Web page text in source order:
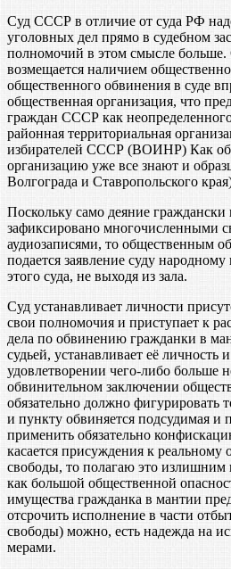
Суд СССР в отличие от суда РФ
уголовных дел прямо в судебном
полномочий в этом смысле больше.
возмещается наличием
общественного обвинения в суде
общественная организация, что
граждан СССР как
районная территориальная
избирателей СССР (ВОИНР) Как
организацию уже все знают и
Волгограда и Ставропольского
Поскольку само деяние
зафиксировано многочисленными
аудиозаписями, то общественным
подается заявление суду
этого суда, не выходя из зала.
Суд устанавливает личности
свои полномочия и приступает к
дела по обвинению гражданки в
судьей, устанавливает её личность
удовлетворении чего-либо больше
обвинительном заключении
обязательно должно фигурировать
и пункту обвиняется подсудимая и
применить обязательно
касается присуждения к
свободы, то полагаю это излишним
как большой общественной
имущества гражданка в мантии
отсрочить исполнение в части
свободы) можно, есть надежда на
мерами.